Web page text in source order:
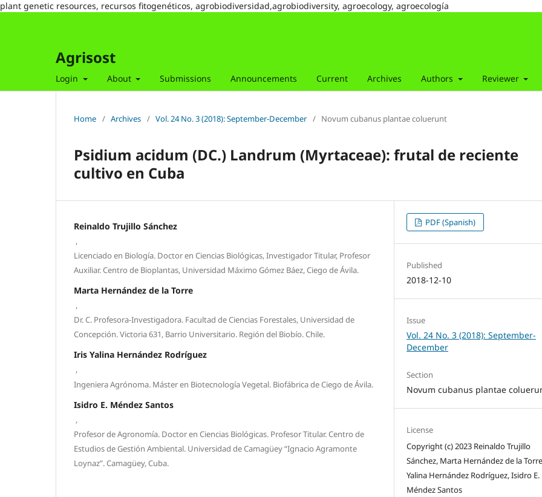
plant genetic resources, recursos fitogenéticos, agrobiodiversidad,agrobiodiversity, agroecology, agroecología
Agrisost
Login About Submissions Announcements Current Archives Authors Reviewer
Home / Archives / Vol. 24 No. 3 (2018): September-December / Novum cubanus plantae coluerunt
Psidium acidum (DC.) Landrum (Myrtaceae): frutal de reciente
cultivo en Cuba
Reinaldo Trujillo Sánchez
,
Licenciado en Biología. Doctor en Ciencias Biológicas, Investigador Titular, Profesor
Auxiliar. Centro de Bioplantas, Universidad Máximo Gómez Báez, Ciego de Ávila.
Marta Hernández de la Torre
,
Dr. C. Profesora-Investigadora. Facultad de Ciencias Forestales, Universidad de
Concepción. Victoria 631, Barrio Universitario. Región del Biobío. Chile.
Iris Yalina Hernández Rodríguez
,
Ingeniera Agrónoma. Máster en Biotecnología Vegetal. Biofábrica de Ciego de Ávila.
Isidro E. Méndez Santos
,
Profesor de Agronomía. Doctor en Ciencias Biológicas. Profesor Titular. Centro de
Estudios de Gestión Ambiental. Universidad de Camagüey “Ignacio Agramonte
Loynaz”. Camagüey, Cuba.
PDF (Spanish)
Published
2018-12-10
Issue
Vol. 24 No. 3 (2018): September-
December
Section
Novum cubanus plantae
License
Copyright (c) 2023 Reinaldo Trujillo
Sánchez, Marta Hernández de la
Yalina Hernández Rodríguez, Isidro E.
Méndez Santos